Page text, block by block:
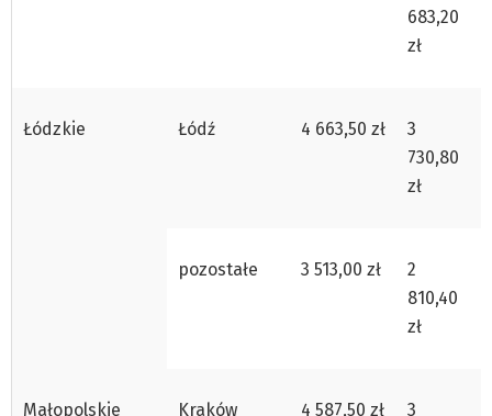
683,20
zł
Łódzkie Łódź 4 663,50 zł
3
730,80
zł
pozostałe 3 513,00 zł
2
810,40
zł
Małopolskie Kraków 4 587,50 zł 3